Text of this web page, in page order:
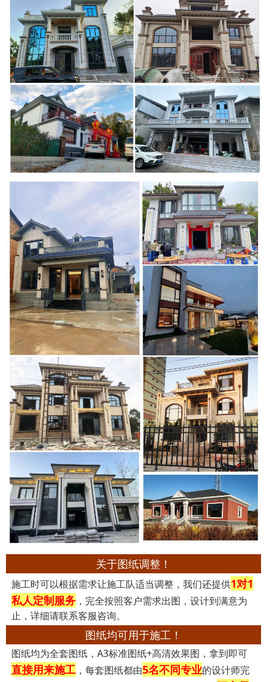
关于图纸调整！
施工时可以根据需求让施工队适当调整，我们还提供1对1
私人定制服务，完全按照客户需求出图，设计到满意为
止，详细请联系客服咨询。
图纸均可用于施工！
图纸均为全套图纸，A3标准图纸+高清效果图，拿到即可
直接用来施工，每套图纸都由5名不同专业的设计师完